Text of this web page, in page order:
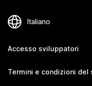
Accesso sviluppatori
Termini e condizioni del